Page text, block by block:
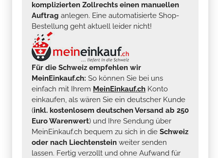
komplizierten Zollrechts einen manuellen
Auftrag anlegen. Eine automatisierte Shop-
Bestellung geht aktuell leider nicht!
Für die Schweiz empfehlen wir
MeinEinkauf.ch: So können Sie bei uns
einfach mit Ihrem MeinEinkauf.ch Konto
einkaufen, als wären Sie ein deutscher Kunde
(inkl. kostenlosem deutschen Versand ab 250
Euro Warenwert) und Ihre Sendung über
MeinEinkauf.ch bequem zu sich in die Schweiz
oder nach Liechtenstein weiter senden
lassen. Fertig verzollt und ohne Aufwand für